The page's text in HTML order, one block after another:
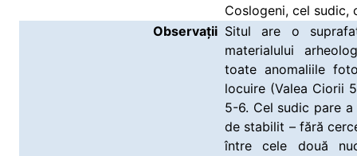
Coslogeni, cel sudic,
Observații Situl are o
materialului
toate anomaliile
locuire (Valea Ciorii
5-6. Cel sudic pare
de stabilit – fără
între cele două